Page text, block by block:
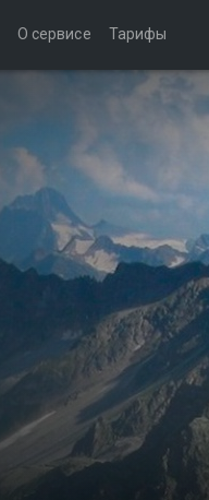
О сервисе Тарифы